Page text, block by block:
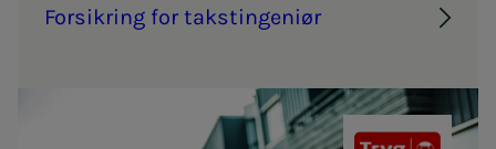
For­­­sik­ring for taks­t­in­­­ge­­­ni­ør